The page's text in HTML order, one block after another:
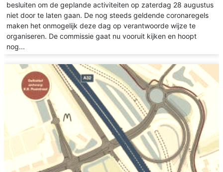
besluiten om de geplande activiteiten op zaterdag 28 augustus
niet door te laten gaan. De nog steeds geldende coronaregels
maken het onmogelijk deze dag op verantwoorde wijze te
organiseren. De commissie gaat nu vooruit kijken en hoopt
nog...